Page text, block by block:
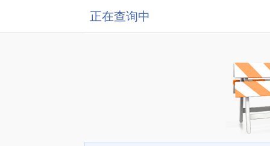
正在查询中